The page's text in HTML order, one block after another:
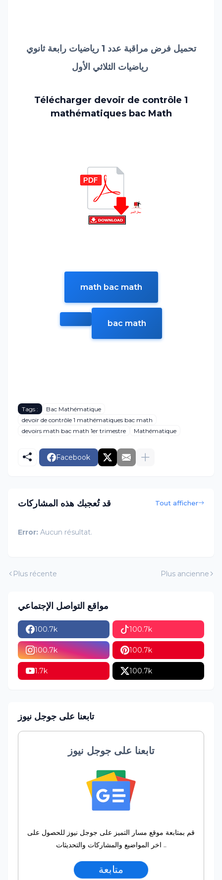
تحميل فرض مراقبة عدد 1 رياضيات رابعة ثانوي
رياضيات الثلاثي الأول
Télécharger devoir de contrôle 1
mathématiques bac Math
math bac math
bac math
Tags :
Bac Mathématique
devoir de contrôle 1 mathématiques bac math
devoirs math bac math 1er trimestre
Mathématique
Facebook
قد تُعجبك هذه المشاركات Tout afficher
Error: Aucun résultat.
Plus récente Plus ancienne
مواقع التواصل الإجتماعي
100.7k 100.7k
100.7k 100.7k
1.7k 100.7k
تابعنا على جوجل نيوز
تابعنا على جوجل نيوز
قم بمتابعة موقع مسار التميز على جوجل نيوز للحصول على
اخر المواضيع والمشاركات والتحديثات ..
متابعة